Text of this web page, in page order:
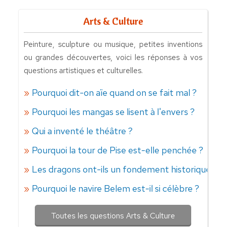
Arts & Culture
Peinture, sculpture ou musique, petites inventions
ou grandes découvertes, voici les réponses à vos
questions artistiques et culturelles.
Pourquoi dit-on aïe quand on se fait mal ?
Pourquoi les mangas se lisent à l'envers ?
Qui a inventé le théâtre ?
Pourquoi la tour de Pise est-elle penchée ?
Les dragons ont-ils un fondement historique ?
Pourquoi le navire Belem est-il si célèbre ?
Toutes les questions Arts & Culture